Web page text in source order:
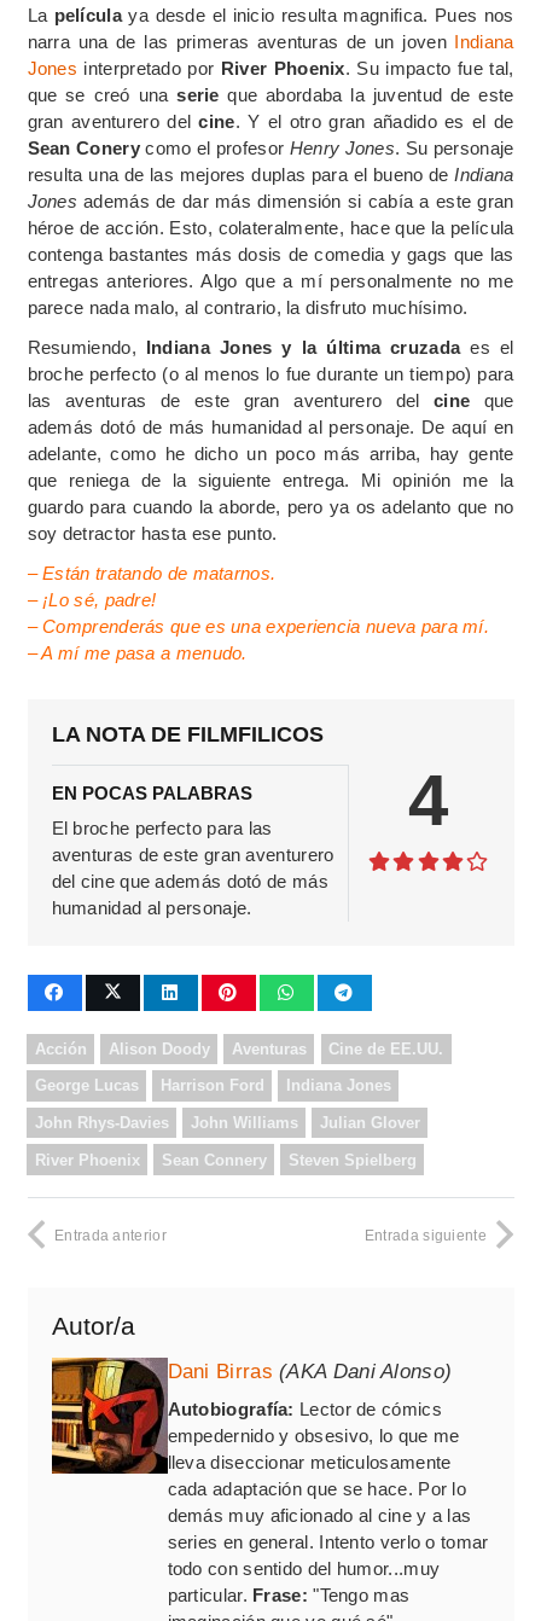
La películaya desde el inicio resulta magnifica. Pues nos
narra una de las primeras aventuras de un joven Indiana
Jones interpretado por River Phoenix. Su impacto fue tal,
que se creó unaserie que abordaba la juventud de este
gran aventurero delcine. Y el otro gran añadido es el de
Sean Conerycomo el profesor Henry Jones. Su personaje
resulta una de las mejores duplas para el bueno deIndiana
Jones además de dar más dimensión si cabía a este gran
héroe de acción. Esto, colateralmente, hace que la película
contenga bastantes más dosis de comedia y gags que las
entregas anteriores. Algo que a mí personalmente no me
parece nada malo, al contrario, la disfruto muchísimo.
Resumiendo, Indiana Jones y la última cruzadaes el
broche perfecto (o al menos lo fue durante un tiempo) para
las aventuras de este gran aventurero del cine que
además dotó de más humanidad al personaje. De aquí en
adelante, como he dicho un poco más arriba, hay gente
que reniega de la siguiente entrega. Mi opinión me la
guardo para cuando la aborde, pero ya os adelanto que no
soy detractor hasta ese punto.
– Están tratando de matarnos.
– ¡Lo sé, padre!
– Comprenderás que es una experiencia nueva para mí.
– A mí me pasa a menudo.
LA NOTA DE FILMFILICOS
EN POCAS PALABRAS
El broche perfecto para las
aventuras de este gran aventurero
del cine que además dotó de más
humanidad al personaje.
4
Acción Alison Doody Aventuras Cine de EE.UU.
George Lucas Harrison Ford Indiana Jones
John Rhys-Davies John Williams Julian Glover
River Phoenix Sean Connery Steven Spielberg
Entrada anterior Entrada siguiente
Autor/a
Dani Birras (AKA Dani Alonso)
Autobiografía: Lector de cómics
empedernido y obsesivo, lo que me
lleva diseccionar meticulosamente
cada adaptación que se hace. Por lo
demás muy aficionado al cine y a las
series en general. Intento verlo o tomar
todo con sentido del humor...muy
particular. Frase: "Tengo mas